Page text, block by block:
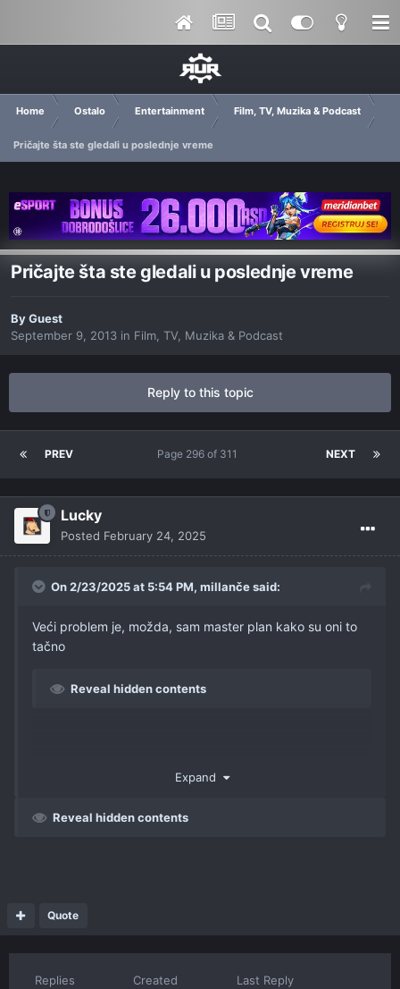
Home Ostalo Entertainment Film, TV, Muzika & Podcast
Pričajte šta ste gledali u poslednje vreme
Pričajte šta ste gledali u poslednje vreme
By Guest
September 9, 2013 in Film, TV, Muzika & Podcast
Reply to this topic
PREV NEXT
Page 296 of 311
Lucky
Posted February 24, 2025
On 2/23/2025 at 5:54 PM, millančesaid:
Veći problem je, možda, sam master plan kako su oni to
tačno
Reveal hidden contents
Expand
Reveal hidden contents
Quote
Replies Created Last Reply